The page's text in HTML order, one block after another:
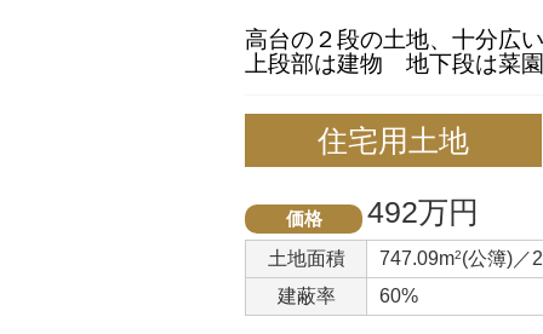
高台の２段の土地、十分広
上段部は建物 地下段は菜
住宅用土地
価格 492万円
土地面積 747.09m2(公簿)／
建蔽率
60%